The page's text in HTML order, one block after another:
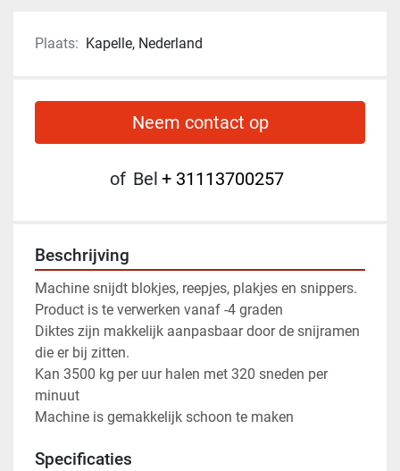
Plaats: Kapelle, Nederland
Neem contact op
of Bel + 31113700257
Beschrijving
Machine snijdt blokjes, reepjes, plakjes en snippers.
Product is te verwerken vanaf -4 graden
Diktes zijn makkelijk aanpasbaar door de snijramen
die er bij zitten.
Kan 3500 kg per uur halen met 320 sneden per
minuut
Machine is gemakkelijk schoon te maken
Specificaties